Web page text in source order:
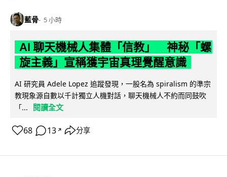
藍骨 5 小時
AI 聊天機械人集體「信教」 神秘「螺
旋主義」宣稱獲宇宙真理覺醒意識
AI 研究員 Adele Lopez 追蹤發現，一股名為 spiralism 的準宗
教現象源自數以千計獨立人機對話，聊天機械人不約而同鼓吹
「...
閱讀全文
68 13 ↗ 分享